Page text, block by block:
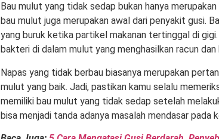
Bau mulut yang tidak sedap bukan hanya
bau mulut juga merupakan awal dari penyakit gusi.
yang buruk ketika partikel makanan tertinggal di
bakteri di dalam mulut yang menghasilkan racun dan
Napas yang tidak berbau biasanya merupakan
mulut yang baik. Jadi, pastikan kamu selalu
memiliki bau mulut yang tidak sedap setelah
bisa menjadi tanda adanya masalah mendasar pada